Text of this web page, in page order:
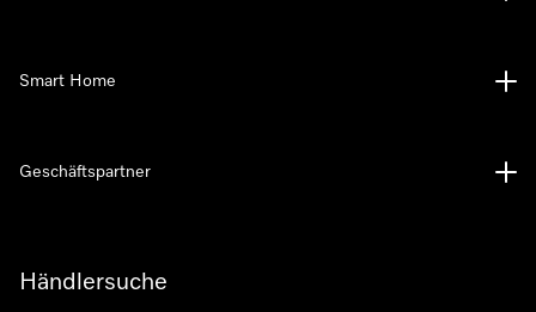
Händlersuche
Smart Home
Geschäftspartner